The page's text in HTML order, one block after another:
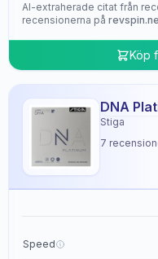
AI-extraherade citat från
recensionerna på
Köp
DNA
Stiga
7
Speed